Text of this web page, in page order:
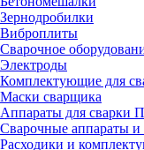
Зернодробилки
Виброплиты
Сварочное
Электроды
Комплектующие для
Маски сварщика
Аппараты для сварки
Сварочные аппараты
Расходики и